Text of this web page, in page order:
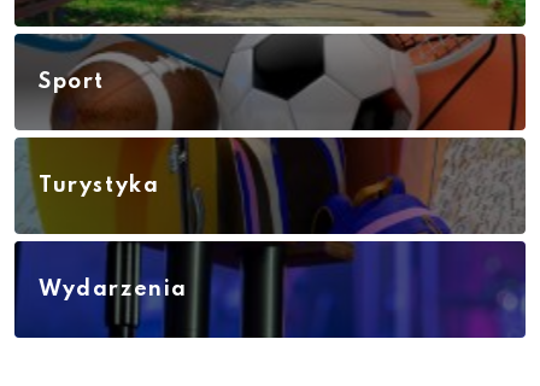
Sport
Turystyka
Wydarzenia